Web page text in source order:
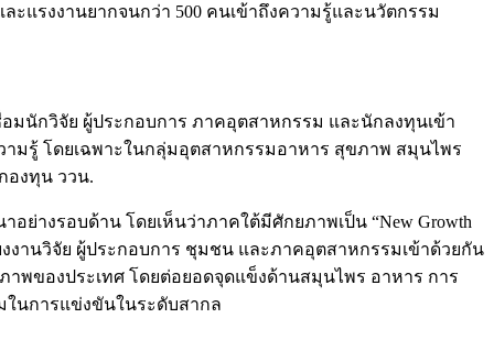
แรงงานยากจนกว่า 500 คนเข้าถึงความรู้และนวัตกรรม
มนักวิจัย ผู้ประกอบการ ภาคอุตสาหกรรม และนักลงทุนเข้า
มรู้ โดยเฉพาะในกลุ่มอุตสาหกรรมอาหาร สุขภาพ สมุนไพร
องทุน ววน.
างรอบด้าน โดยเห็นว่าภาคใต้มีศักยภาพเป็น “New Growth
านวิจัย ผู้ประกอบการ ชุมชน และภาคอุตสาหกรรมเข้าด้วยกัน
ภาพของประเทศ โดยต่อยอดจุดแข็งด้านสมุนไพร อาหาร การ
ในการแข่งขันในระดับสากล